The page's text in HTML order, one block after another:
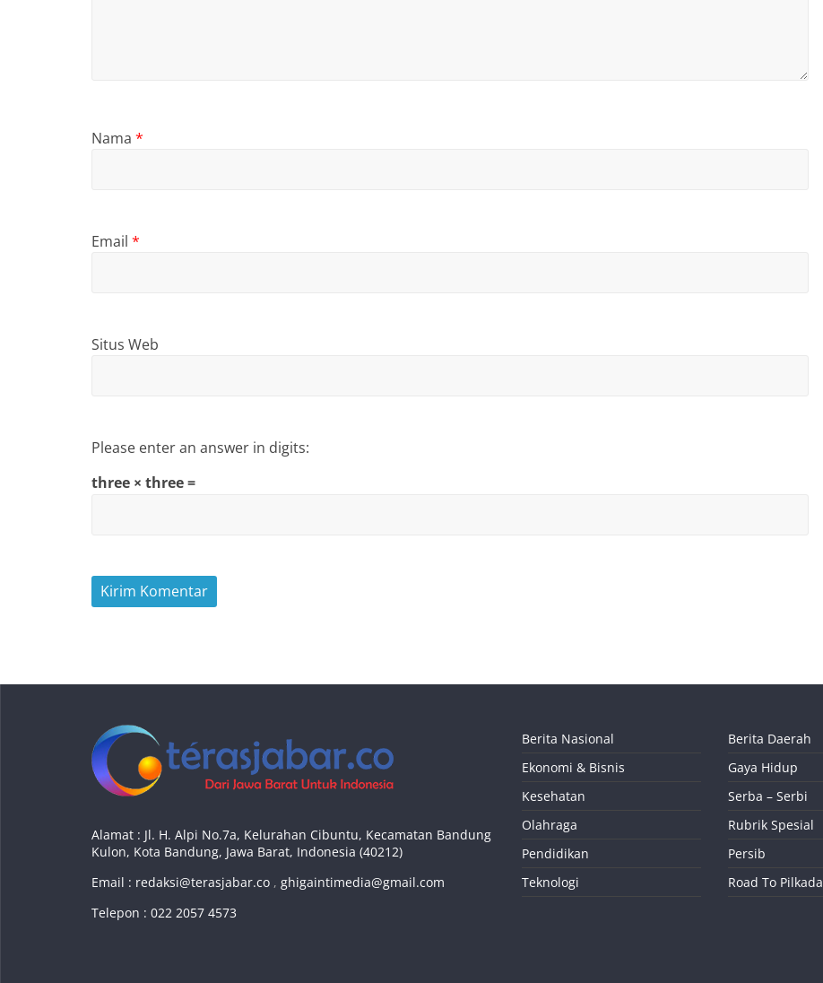
Nama *
Email *
Situs Web
Please enter an answer in digits:
three × three =
Alamat : Jl. H. Alpi No.7a, Kelurahan Cibuntu, Kecamatan Bandung
Kulon, Kota Bandung, Jawa Barat, Indonesia (40212)
Email : redaksi@terasjabar.co , ghigaintimedia@gmail.com
Telepon : 022 2057 4573
Berita Nasional
Ekonomi & Bisnis
Kesehatan
Olahraga
Pendidikan
Teknologi
Berita Daerah
Gaya Hidup
Serba – Serbi
Rubrik Spesial
Persib
Road To Pilkada